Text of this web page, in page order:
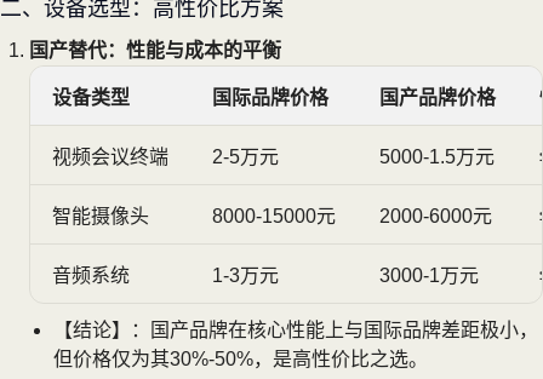
二、设备选型：高性价比方案
国产替代：性能与成本的平衡
设备类型 国际品牌价格 国产品牌价格
视频会议终端 2-5万元 5000-1.5万元
智能摄像头 8000-15000元 2000-6000元
音频系统 1-3万元 3000-1万元
【结论】：国产品牌在核心性能上与国际品牌差距极小，
但价格仅为其30%-50%，是高性价比之选。